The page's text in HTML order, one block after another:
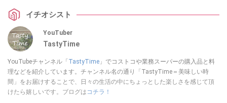
イチオシスト
YouTuber
TastyTime
YouTubeチャンネル「 TastyTime 」でコストコや業務スーパーの購入品と料
理などを紹介しています。チャンネル名の通り「TastyTime＝美味しい時
間」をお届けすることで、日々の生活の中にちょっとした楽しさを感じて頂
けたら嬉しいです。ブログは コチラ！